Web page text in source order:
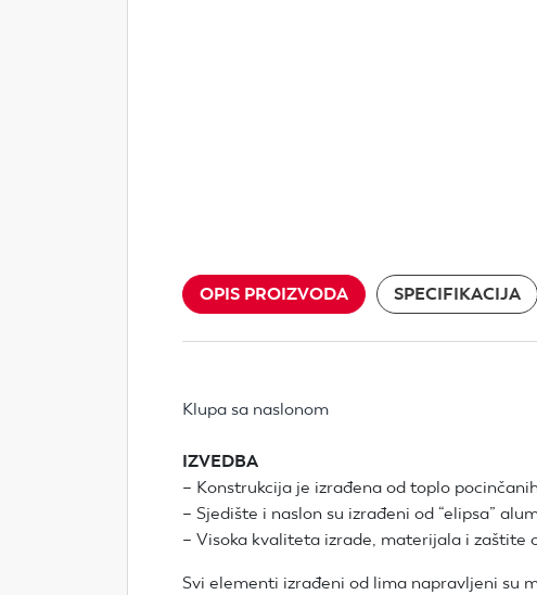
OPIS PROIZVODA SPECIFIKACIJA
Klupa sa naslonom
IZVEDBA
– Konstrukcija je izrađena od toplo
– Sjedište i naslon su izrađeni od “elipsa”
– Visoka kvaliteta izrade, materijala i zaštite
Svi elementi izrađeni od lima napravljeni su